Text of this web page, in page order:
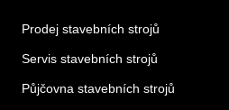
Prodej stavebních strojů
Servis stavebních strojů
Půjčovna stavebních strojů